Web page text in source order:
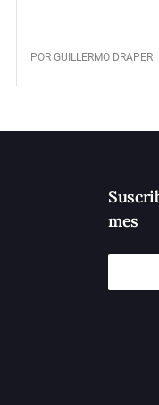
POR GUILLERMO DRAPER
mes